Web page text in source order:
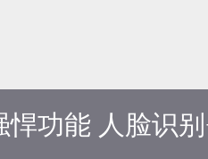
悍功能 人脸识